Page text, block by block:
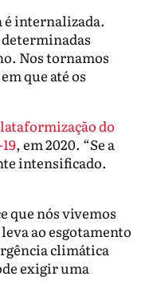
é internalizada.
Nos tornamos
que até os
do
, em 2020. “Se a
intensificado.
que nós vivemos
ao esgotamento
climática
exigir uma